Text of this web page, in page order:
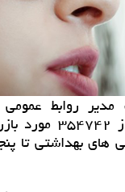
روابط
وزارت بهداشت،